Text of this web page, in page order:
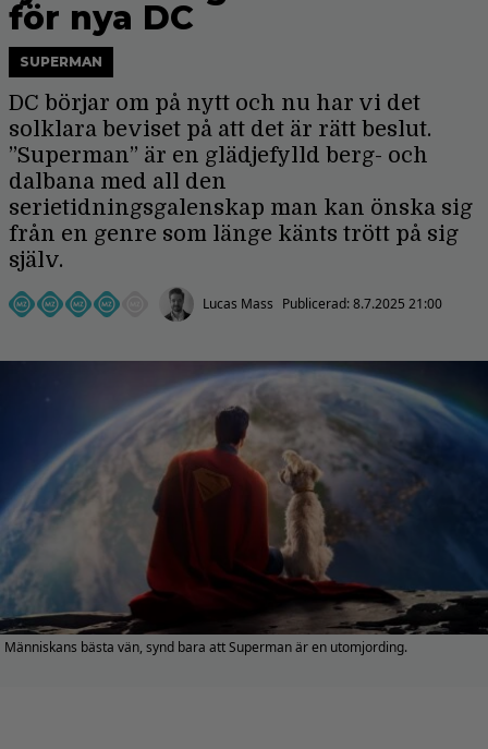
för nya DC
SUPERMAN
DC börjar om på nytt och nu har vi det
solklara beviset på att det är rätt beslut.
”Superman” är en glädjefylld berg- och
dalbana med all den
serietidningsgalenskap man kan önska sig
från en genre som länge känts trött på sig
själv.
Lucas Mass Publicerad:8.7.2025 21:00
Människans bästa vän, synd bara att Superman är en utomjording.